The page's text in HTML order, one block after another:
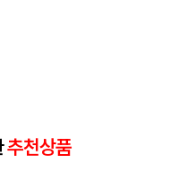
추천상품